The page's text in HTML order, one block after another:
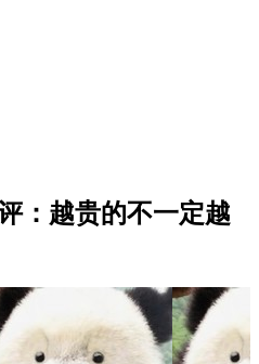
：越贵的不一定越